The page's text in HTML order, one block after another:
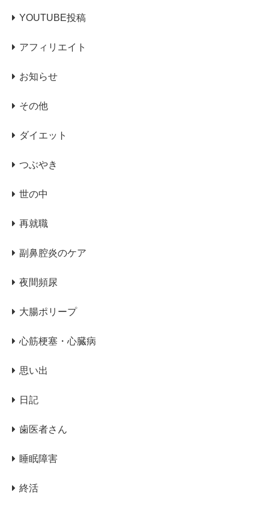
YOUTUBE投稿
アフィリエイト
お知らせ
その他
ダイエット
つぶやき
世の中
再就職
副鼻腔炎のケア
夜間頻尿
大腸ポリープ
心筋梗塞・心臓病
思い出
日記
歯医者さん
睡眠障害
終活